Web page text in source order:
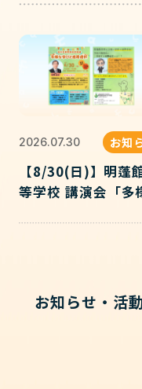
2026.07.30 お知
【8/30(日)】明蓬
等学校 講演会「多
お知らせ・活